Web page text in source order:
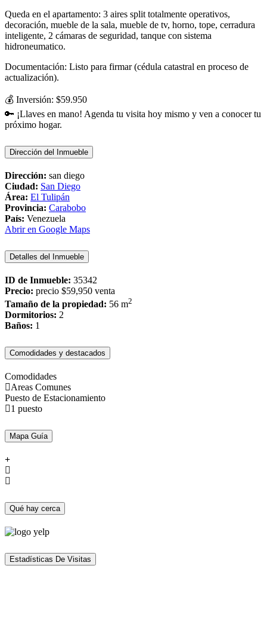
Queda en el apartamento: 3 aires split totalmente operativos,
decoración, mueble de la sala, mueble de tv, horno, tope, cerradura
inteligente, 2 cámaras de seguridad, tanque con sistema
hidroneumatico.
Documentación: Listo para firmar (cédula catastral en proceso de
actualización).
💰 Inversión: $59.950
🔑 ¡Llaves en mano! Agenda tu visita hoy mismo y ven a conocer tu
próximo hogar.
Dirección del Inmueble
Dirección: san diego
Ciudad: San Diego
Área: El Tulipán
Provincia: Carabobo
País: Venezuela
Abrir en Google Maps
Detalles del Inmueble
ID de Inmueble: 35342
Precio: precio $59,950 venta
Tamaño de la propiedad: 56 m2
Dormitorios: 2
Baños: 1
Comodidades y destacados
Comodidades
Areas Comunes
Puesto de Estacionamiento
1 puesto
Mapa Guía
Qué hay cerca
Estadísticas De Visitas